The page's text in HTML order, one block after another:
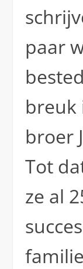
paar
breuk
broer
Tot
ze al